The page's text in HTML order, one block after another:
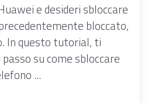
e desideri sbloccare
bloccato,
In questo tutorial, ti
su come sbloccare
...